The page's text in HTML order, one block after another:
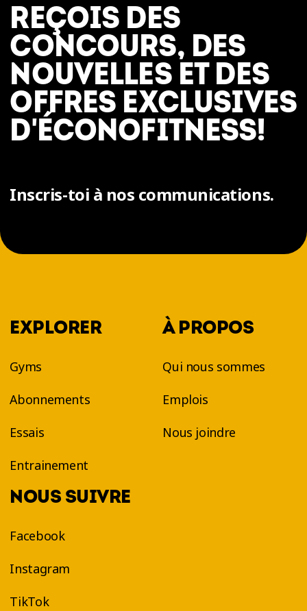
REÇOIS DES
CONCOURS, DES
NOUVELLES ET DES
OFFRES EXCLUSIVES
D'ÉCONOFITNESS!
Inscris-toi à nos communications.
EXPLORER
Gyms
Abonnements
Essais
Entrainement
À PROPOS
Qui nous sommes
Emplois
Nous joindre
NOUS SUIVRE
Facebook
Instagram
TikTok